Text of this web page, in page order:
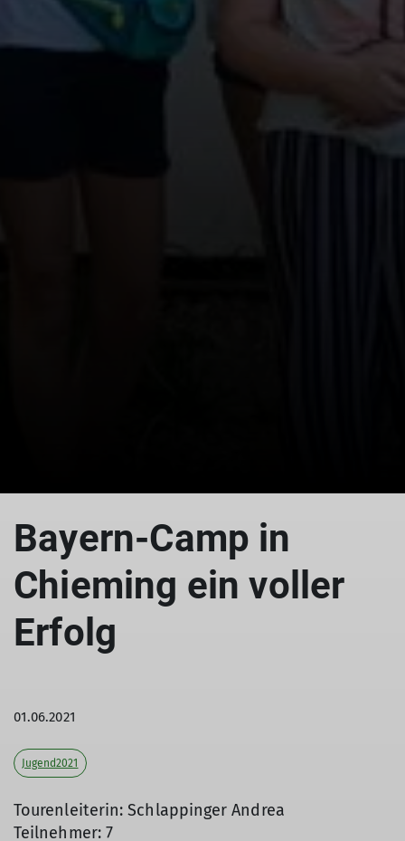
Bayern-Camp in
Chieming ein voller
Erfolg
01.06.2021
Jugend2021
Tourenleiterin: Schlappinger Andrea
Teilnehmer: 7